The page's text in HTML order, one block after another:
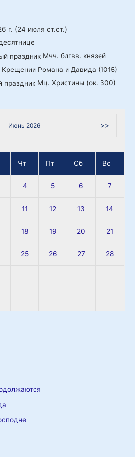
г. (24 июля ст.ст.)
Мчч. блгвв. князей
Крещении Романа и Давида (1015)
Мц. Христины (ок. 300)
Июнь 2026 >>
Чт Пт Сб Вс
4 5 6 7
11 12 13 14
18 19 20 21
25 26 27 28